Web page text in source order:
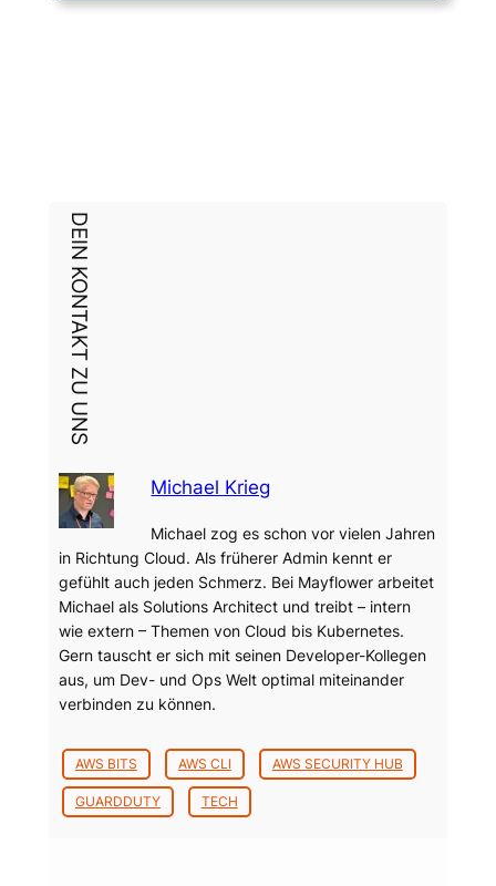
DEIN KONTAKT ZU UNS
Michael Krieg
Michael zog es schon vor vielen Jahren
in Richtung Cloud. Als früherer Admin kennt er
gefühlt auch jeden Schmerz. Bei Mayflower arbeitet
Michael als Solutions Architect und treibt – intern
wie extern – Themen von Cloud bis Kubernetes.
Gern tauscht er sich mit seinen Developer-Kollegen
aus, um Dev- und Ops Welt optimal miteinander
verbinden zu können.
AWS BITS AWS CLI AWS SECURITY HUB
GUARDDUTY TECH